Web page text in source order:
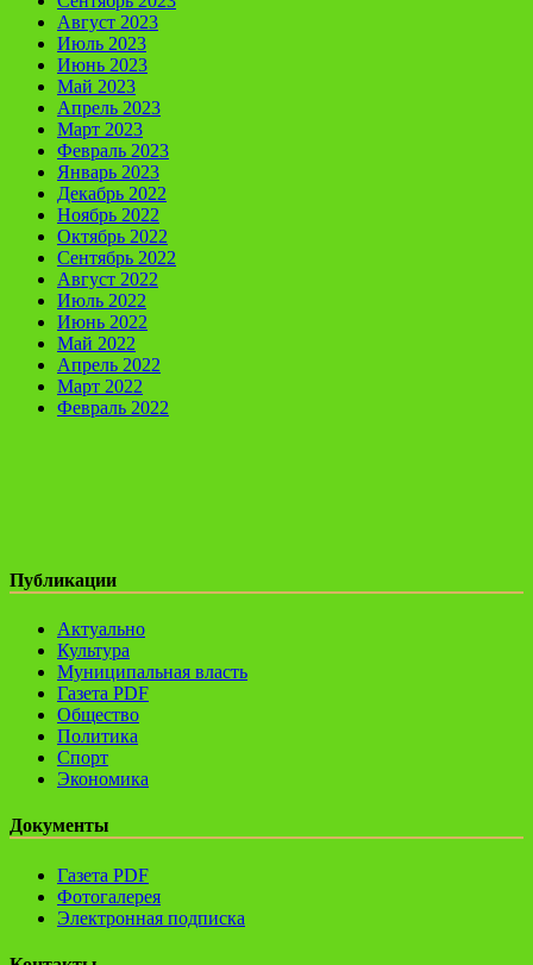
Август 2023
Июль 2023
Июнь 2023
Май 2023
Апрель 2023
Март 2023
Февраль 2023
Январь 2023
Декабрь 2022
Ноябрь 2022
Октябрь 2022
Сентябрь 2022
Август 2022
Июль 2022
Июнь 2022
Май 2022
Апрель 2022
Март 2022
Февраль 2022
Публикации
Актуально
Культура
Муниципальная власть
Газета PDF
Общество
Политика
Спорт
Экономика
Документы
Газета PDF
Фотогалерея
Электронная подписка